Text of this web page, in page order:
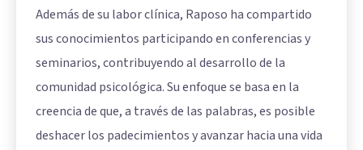
Además de su labor clínica, Raposo ha compartido
sus conocimientos participando en conferencias y
seminarios, contribuyendo al desarrollo de la
comunidad psicológica. Su enfoque se basa en la
creencia de que, a través de las palabras, es posible
deshacer los padecimientos y avanzar hacia una vida